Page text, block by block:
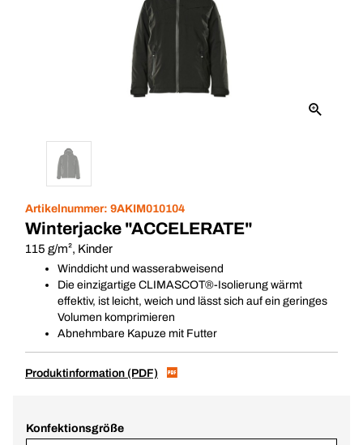
Artikelnummer: 9AKIM010104
Winterjacke "ACCELERATE"
115 g/m², Kinder
Winddicht und wasserabweisend
Die einzigartige CLIMASCOT®-Isolierung wärmt
effektiv, ist leicht, weich und lässt sich auf ein geringes
Volumen komprimieren
Abnehmbare Kapuze mit Futter
Produktinformation (PDF)
Konfektionsgröße